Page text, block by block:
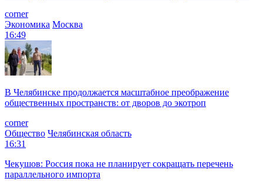
corner
Экономика Москва
16:49
В Челябинске продолжается масштабное преображение
общественных пространств: от дворов до экотроп
corner
Общество Челябинская область
16:31
Чекушов: Россия пока не планирует сокращать перечень
параллельного импорта